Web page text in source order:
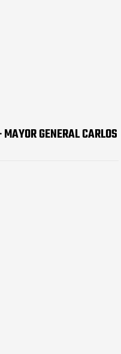
GENERAL CARLOS